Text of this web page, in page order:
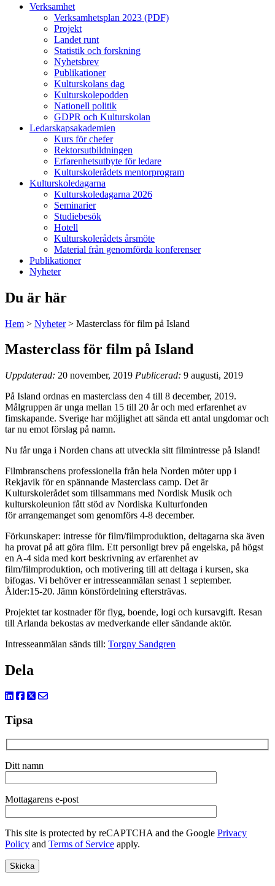
Verksamhet
Verksamhetsplan 2023 (PDF)
Projekt
Landet runt
Statistik och forskning
Nyhetsbrev
Publikationer
Kulturskolans dag
Kulturskolepodden
Nationell politik
GDPR och Kulturskolan
Ledarskapsakademien
Kurs för chefer
Rektorsutbildningen
Erfarenhetsutbyte för ledare
Kulturskolerådets mentorprogram
Kulturskoledagarna
Kulturskoledagarna 2026
Seminarier
Studiebesök
Hotell
Kulturskolerådets årsmöte
Material från genomförda konferenser
Publikationer
Nyheter
Du är här
Hem > Nyheter> Masterclass för film på Island
Masterclass för film på Island
Uppdaterad: 20 november, 2019 Publicerad: 9 augusti, 2019
På Island ordnas en masterclass den 4 till 8 december, 2019.
Målgruppen är unga mellan 15 till 20 år och med erfarenhet av
fimskapande. Sverige har möjlighet att sända ett antal ungdomar och
tar nu emot förslag på namn.
Nu får unga i Norden chans att utveckla sitt filmintresse på Island!
Filmbranschens professionella från hela Norden möter upp i
Rekjavik för en spännande Masterclass camp. Det är
Kulturskolerådet som tillsammans med Nordisk Musik och
kulturskoleunion fått stöd av Nordiska Kulturfonden
för arrangemanget som genomförs 4-8 december.
Förkunskaper: intresse för film/filmproduktion, deltagarna ska även
ha provat på att göra film. Ett personligt brev på engelska, på högst
en A-4 sida med kort beskrivning av erfarenhet av
film/filmproduktion, och motivering till att deltaga i kursen, ska
bifogas. Vi behöver er intresseanmälan senast 1 september.
Ålder:15-20. Jämn könsfördelning eftersträvas.
Projektet tar kostnader för flyg, boende, logi och kursavgift. Resan
till Arlanda bekostas av medverkande eller sändande aktör.
Intresseanmälan sänds till: Torgny Sandgren
Dela
Tipsa
Ditt namn
Mottagarens e-post
This site is protected by reCAPTCHA and the Google Privacy
Policy and Terms of Service apply.